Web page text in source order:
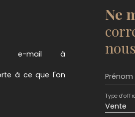
e-mail à
à ce que l'on
Ne
Prénom
Vente
Type